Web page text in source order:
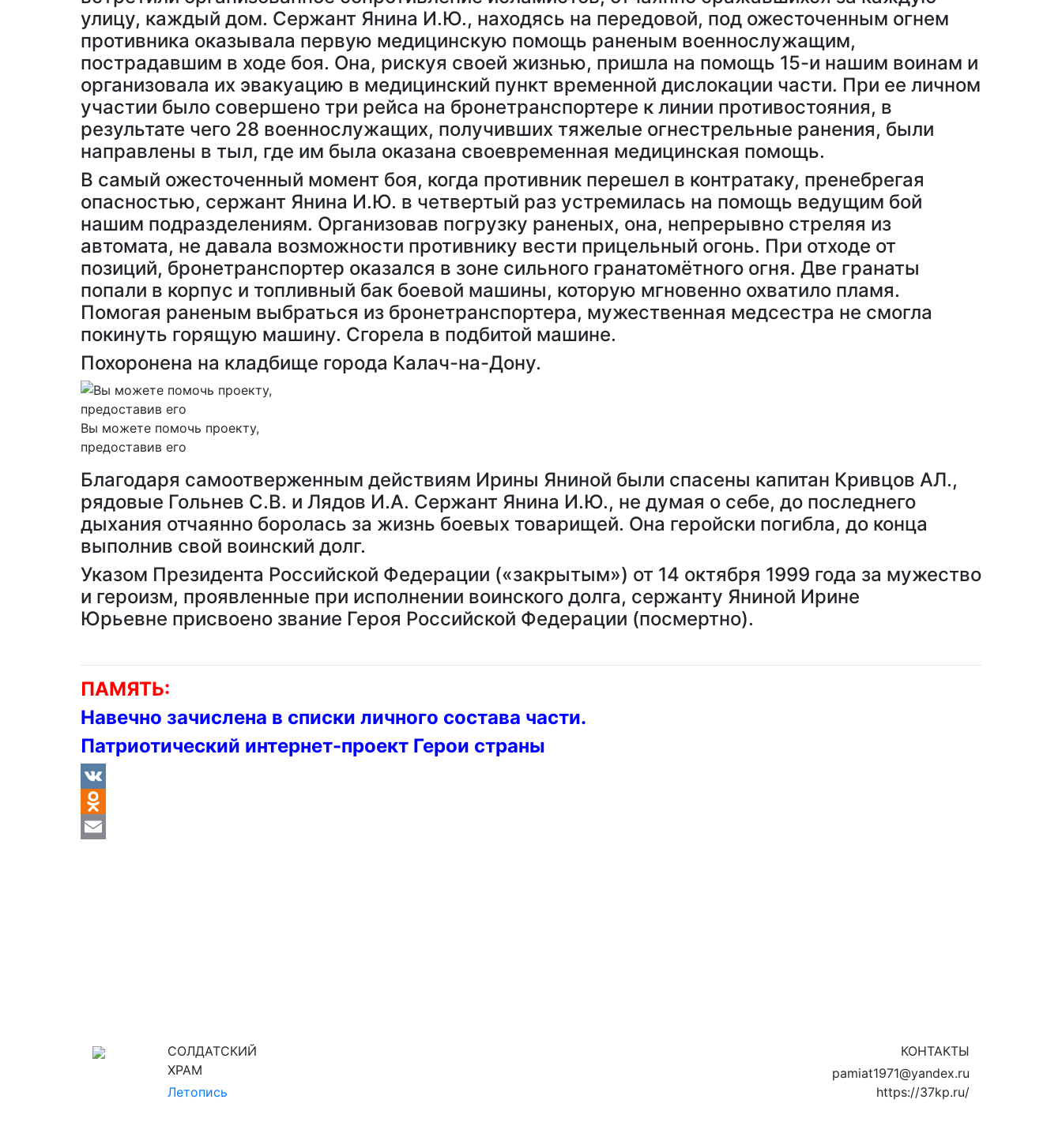
улицу, каждый дом. Сержант Янина И.Ю., находясь на передовой, под ожесточенным огнем
противника оказывала первую медицинскую помощь раненым военнослужащим,
пострадавшим в ходе боя. Она, рискуя своей жизнью, пришла на помощь 15-и нашим воинам и
организовала их эвакуацию в медицинский пункт временной дислокации части. При ее личном
участии было совершено три рейса на бронетранспортере к линии противостояния, в
результате чего 28 военнослужащих, получивших тяжелые огнестрельные ранения, были
направлены в тыл, где им была оказана своевременная медицинская помощь.
В самый ожесточенный момент боя, когда противник перешел в контратаку, пренебрегая
опасностью, сержант Янина И.Ю. в четвертый раз устремилась на помощь ведущим бой
нашим подразделениям. Организовав погрузку раненых, она, непрерывно стреляя из
автомата, не давала возможности противнику вести прицельный огонь. При отходе от
позиций, бронетранспортер оказался в зоне сильного гранатомётного огня. Две гранаты
попали в корпус и топливный бак боевой машины, которую мгновенно охватило пламя.
Помогая раненым выбраться из бронетранспортера, мужественная медсестра не смогла
покинуть горящую машину. Сгорела в подбитой машине.
Похоронена на кладбище города Калач-на-Дону.
Вы можете помочь проекту,
предоставив его
Благодаря самоотверженным действиям Ирины Яниной были спасены капитан Кривцов АЛ.,
рядовые Гольнев С.В. и Лядов И.А. Сержант Янина И.Ю., не думая о себе, до последнего
дыхания отчаянно боролась за жизнь боевых товарищей. Она геройски погибла, до конца
выполнив свой воинский долг.
Указом Президента Российской Федерации («закрытым») от 14 октября 1999 года за мужество
и героизм, проявленные при исполнении воинского долга, сержанту Яниной Ирине
Юрьевне присвоено звание Героя Российской Федерации (посмертно).
ПАМЯТЬ:
Навечно зачислена в списки личного состава части.
Патриотический интернет-проект Герои страны
VK
Odnoklassniki
СОЛДАТСКИЙ
ХРАМ
Летопись
КОНТАКТЫ
pamiat1971@yandex.ru
https://37kp.ru/